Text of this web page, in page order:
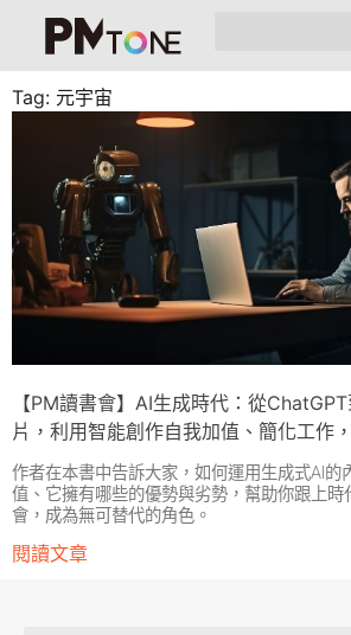
Tag: 元宇宙
【PM讀書會】AI生成時代：從
片，利用智能創作自我加值、簡化工作
作者在本書中告訴大家，如何運用生成式AI的
值、它擁有哪些的優勢與劣勢，幫助你跟上時
會，成為無可替代的角色。
閱讀文章